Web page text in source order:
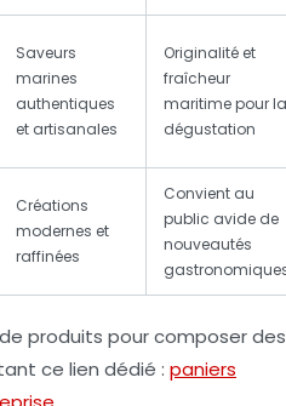
Saveurs
marines
authentiques
et artisanales
Originalité et
fraîcheur
maritime pour la
dégustation
Créations
modernes et
raffinées
Convient au
public avide de
nouveautés
produits pour composer des
ce lien dédié : paniers